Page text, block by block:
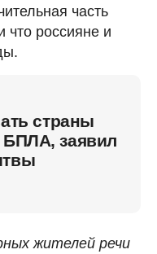
часть
что россияне и
страны
БПЛА, заявил
жителей речи